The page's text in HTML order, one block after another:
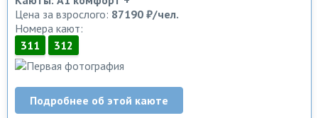
Цена за взрослого: 87190 ₽/чел.
Номера кают:
311
312
Подробнее об этой каюте